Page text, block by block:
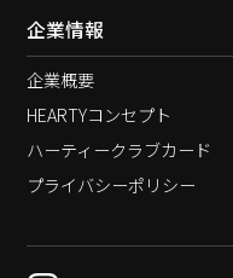
企業情報
企業概要
HEARTYコンセプト
ハーティークラブカード
プライバシーポリシー